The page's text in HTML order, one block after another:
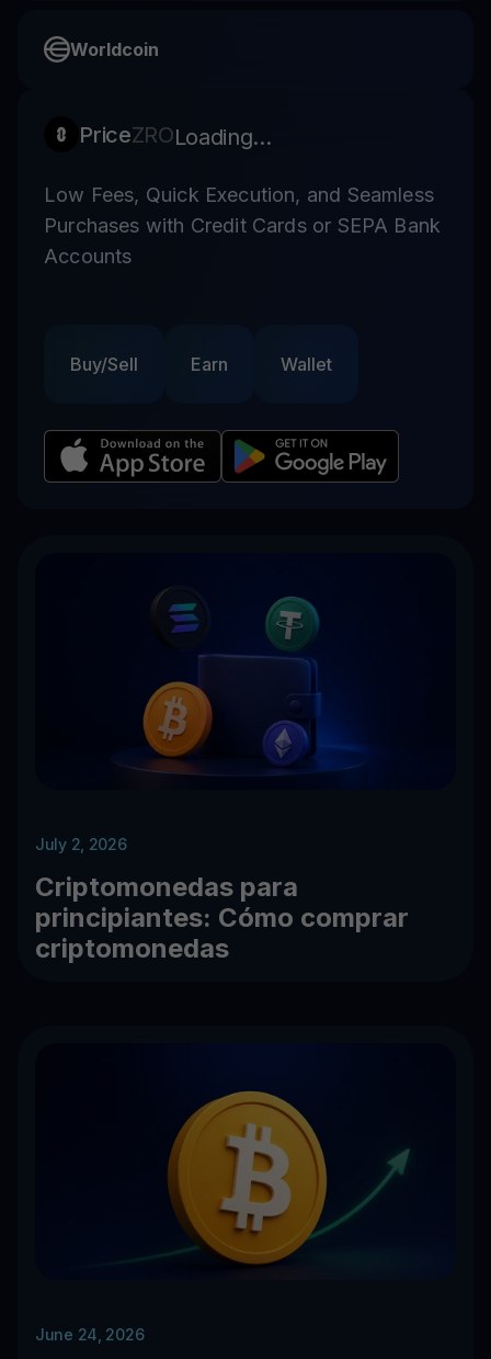
Worldcoin
PriceZROLoading...
Low Fees, Quick Execution, and Seamless
Purchases with Credit Cards or SEPA Bank
Accounts
Buy/Sell Earn Wallet
July 2, 2026
Criptomonedas para
principiantes: Cómo comprar
criptomonedas
June 24, 2026